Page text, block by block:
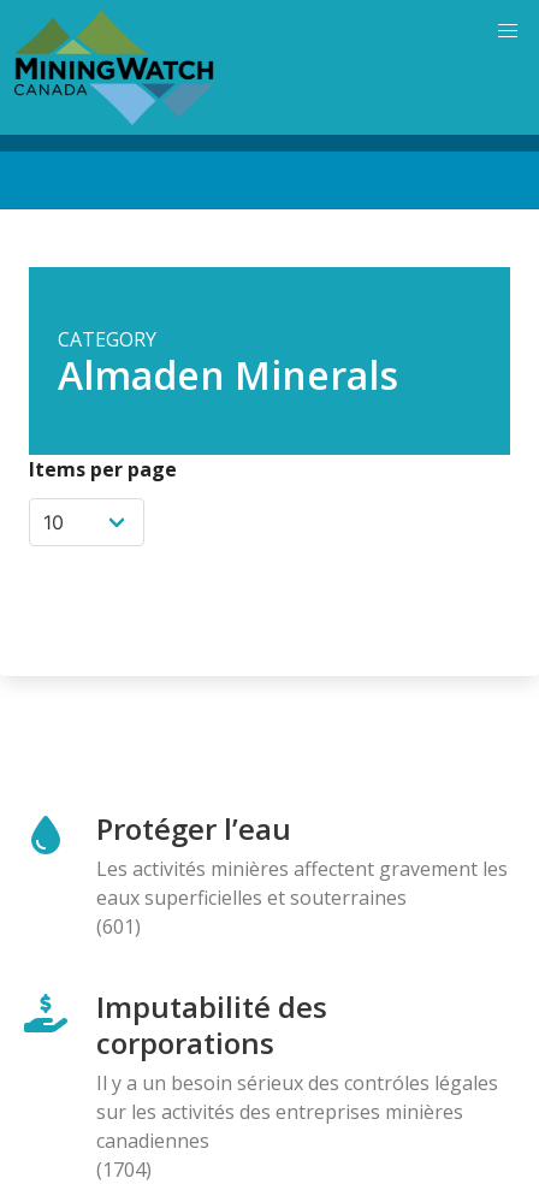
main
content
CATEGORY
Almaden Minerals
Items per page
Protéger l’eau
Les activités minières affectent gravement les
eaux superficielles et souterraines
(601)
Imputabilité des
corporations
Il y a un besoin sérieux des contróles légales
sur les activités des entreprises minières
canadiennes
(1704)